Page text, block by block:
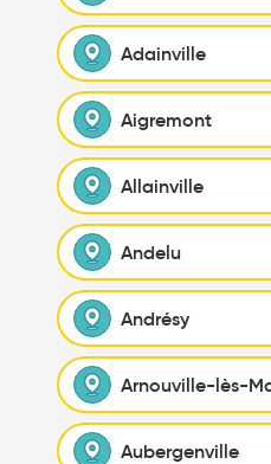
Adainville
Aigremont
Allainville
Andelu
Andrésy
Arnouville-lès-
Aubergenville